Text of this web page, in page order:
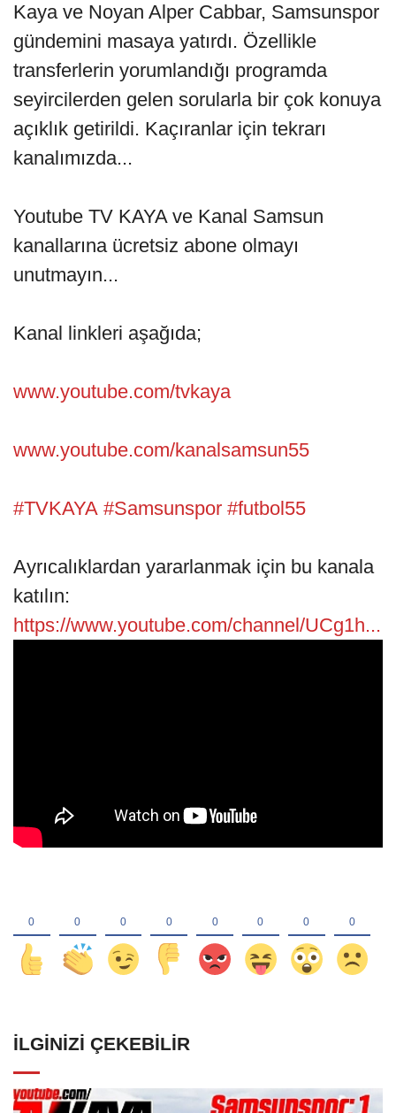
Kaya ve Noyan Alper Cabbar, Samsunspor
gündemini masaya yatırdı. Özellikle
transferlerin yorumlandığı programda
seyircilerden gelen sorularla bir çok konuya
açıklık getirildi. Kaçıranlar için tekrarı
kanalımızda...
Youtube TV KAYA ve Kanal Samsun
kanallarına ücretsiz abone olmayı
unutmayın...
Kanal linkleri aşağıda;
www.youtube.com/tvkaya
www.youtube.com/kanalsamsun55
#TVKAYA #Samsunspor #futbol55
Ayrıcalıklardan yararlanmak için bu kanala
katılın:
https://www.youtube.com/channel/UCg1h...
İLGINIZI ÇEKEBILIR